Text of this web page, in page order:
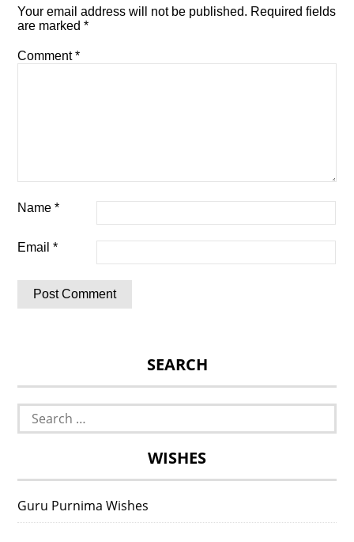
Your email address will not be published. Required fields
are marked*
Comment*
Name*
Email*
SEARCH
Search
for:
WISHES
Guru Purnima Wishes